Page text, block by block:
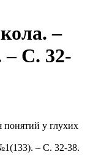
–
– С. 32-
понятий у глухих
– С. 32-38.